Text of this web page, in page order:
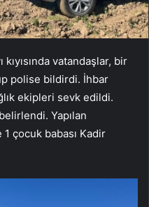
vatandaşlar, bir
polise bildirdi. İhbar
ekipleri sevk edildi.
Yapılan
çocuk babası Kadir